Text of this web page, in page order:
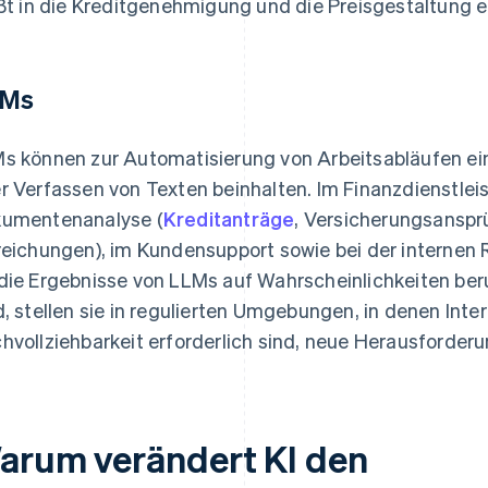
in die Kreditgenehmigung und die Preisgestaltung
können zur Automatisierung von Arbeitsabläufen
Verfassen von Texten beinhalten. Im
(Kreditanträge,
im Kundensupport sowie bei der
Ergebnisse von LLMs auf Wahrscheinlichkeiten
stellen sie in regulierten Umgebungen, in denen
erforderlich sind, neue
verändert KI den